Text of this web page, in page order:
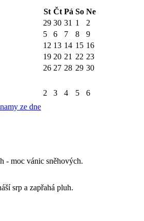
St Čt Pá So Ne
29 30 31 1
2
5 6 7 8
9
12 13 14 15 16
19 20 21 22 23
26 27 28 29 30
ze dne
2 3 4 5 6
- moc vánic sněhových.
srp a zapřahá pluh.